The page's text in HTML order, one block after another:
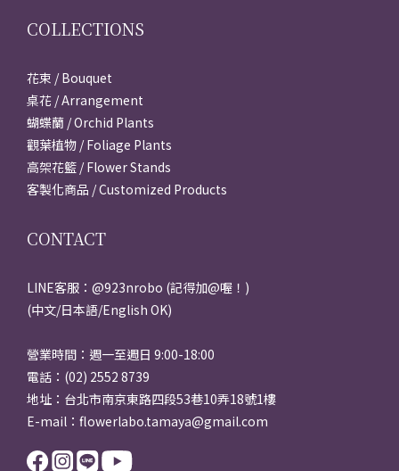
COLLECTIONS
花束 / Bouquet
桌花 / Arrangement
蝴蝶蘭 / Orchid Plants
觀葉植物 / Foliage Plants
高架花籃 / Flower Stands
客製化商品 / Customized Products
CONTACT
LINE客服：@923nrobo (記得加@喔！)
(中文/日本語/English OK)
營業時間：週一至週日 9:00-18:00
電話：(02) 2552 8739
地址：台北市南京東路四段53巷10弄18號1樓
E-mail：flowerlabo.tamaya@gmail.com